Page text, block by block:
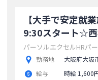
【大手で安定就
9:30スタート☆
パーソルエクセルHRパ
勤務地
大阪府大阪
給与
時給 1,600